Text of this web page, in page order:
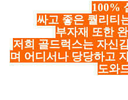
100%
싸고 좋은 퀄리티
부자재 또한
저희 골드럭스는 자신
며 어디서나 당당하고
도와